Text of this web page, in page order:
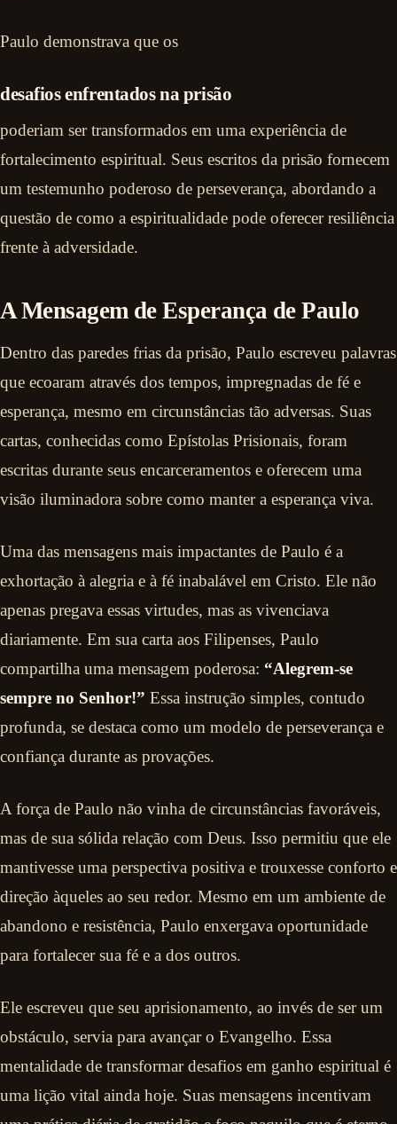
Paulo demonstrava que os
desafios enfrentados na prisão
poderiam ser transformados em uma experiência de
fortalecimento espiritual. Seus escritos da prisão fornecem
um testemunho poderoso de perseverança, abordando a
questão de como a espiritualidade pode oferecer resiliência
frente à adversidade.
A Mensagem de Esperança de Paulo
Dentro das paredes frias da prisão, Paulo escreveu palavras
que ecoaram através dos tempos, impregnadas de fé e
esperança, mesmo em circunstâncias tão adversas. Suas
cartas, conhecidas como Epístolas Prisionais, foram
escritas durante seus encarceramentos e oferecem uma
visão iluminadora sobre como manter a esperança viva.
Uma das mensagens mais impactantes de Paulo é a
exhortação à alegria e à fé inabalável em Cristo. Ele não
apenas pregava essas virtudes, mas as vivenciava
diariamente. Em sua carta aos Filipenses, Paulo
compartilha uma mensagem poderosa: “Alegrem-se
sempre no Senhor!” Essa instrução simples, contudo
profunda, se destaca como um modelo de perseverança e
confiança durante as provações.
A força de Paulo não vinha de circunstâncias favoráveis,
mas de sua sólida relação com Deus. Isso permitiu que ele
mantivesse uma perspectiva positiva e trouxesse conforto e
direção àqueles ao seu redor. Mesmo em um ambiente de
abandono e resistência, Paulo enxergava oportunidade
para fortalecer sua fé e a dos outros.
Ele escreveu que seu aprisionamento, ao invés de ser um
obstáculo, servia para avançar o Evangelho. Essa
mentalidade de transformar desafios em ganho espiritual é
uma lição vital ainda hoje. Suas mensagens incentivam